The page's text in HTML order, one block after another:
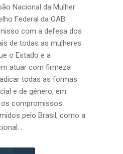
Nacional da Mulher
Federal da OAB
com a defesa dos
de todas as mulheres.
o Estado e a
atuar com firmeza
todas as formas
e de gênero, em
compromissos
pelo Brasil, como a